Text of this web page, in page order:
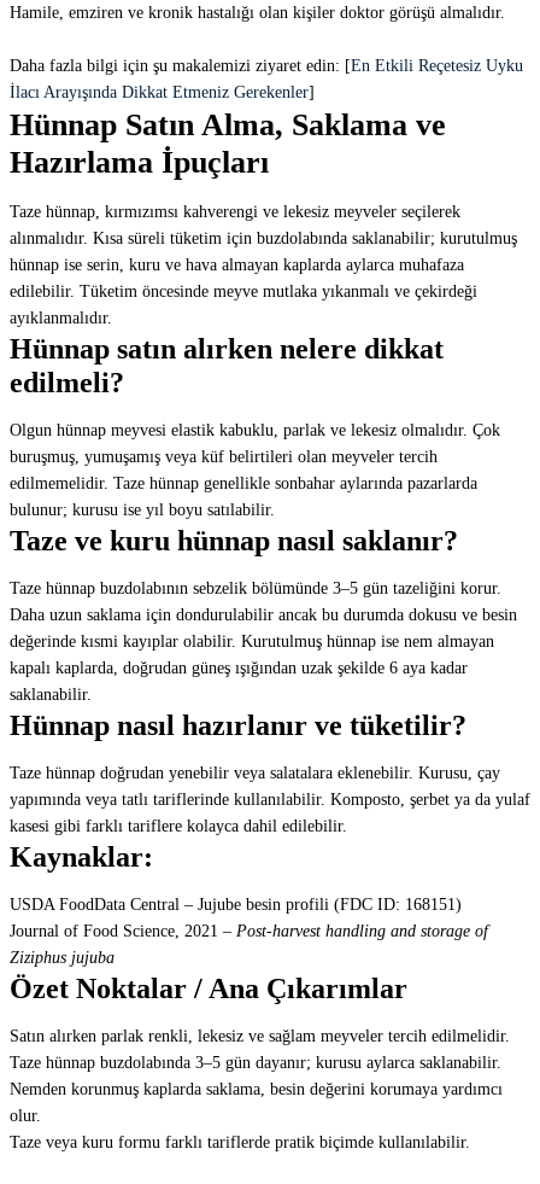
Hamile, emziren ve kronik hastalığı olan kişiler doktor görüşü almalıdır.
Daha fazla bilgi için şu makalemizi ziyaret edin: [En Etkili Reçetesiz Uyku
İlacı Arayışında Dikkat Etmeniz Gerekenler]
Hünnap Satın Alma, Saklama ve
Hazırlama İpuçları
Taze hünnap, kırmızımsı kahverengi ve lekesiz meyveler seçilerek
alınmalıdır. Kısa süreli tüketim için buzdolabında saklanabilir; kurutulmuş
hünnap ise serin, kuru ve hava almayan kaplarda aylarca muhafaza
edilebilir. Tüketim öncesinde meyve mutlaka yıkanmalı ve çekirdeği
ayıklanmalıdır.
Hünnap satın alırken nelere dikkat
edilmeli?
Olgun hünnap meyvesi elastik kabuklu, parlak ve lekesiz olmalıdır. Çok
buruşmuş, yumuşamış veya küf belirtileri olan meyveler tercih
edilmemelidir. Taze hünnap genellikle sonbahar aylarında pazarlarda
bulunur; kurusu ise yıl boyu satılabilir.
Taze ve kuru hünnap nasıl saklanır?
Taze hünnap buzdolabının sebzelik bölümünde 3–5 gün tazeliğini korur.
Daha uzun saklama için dondurulabilir ancak bu durumda dokusu ve besin
değerinde kısmi kayıplar olabilir. Kurutulmuş hünnap ise nem almayan
kapalı kaplarda, doğrudan güneş ışığından uzak şekilde 6 aya kadar
saklanabilir.
Hünnap nasıl hazırlanır ve tüketilir?
Taze hünnap doğrudan yenebilir veya salatalara eklenebilir. Kurusu, çay
yapımında veya tatlı tariflerinde kullanılabilir. Komposto, şerbet ya da yulaf
kasesi gibi farklı tariflere kolayca dahil edilebilir.
Kaynaklar:
USDA FoodData Central – Jujube besin profili (FDC ID: 168151)
Journal of Food Science, 2021 – Post-harvest handling and storage of
Ziziphus jujuba
Özet Noktalar / Ana Çıkarımlar
Satın alırken parlak renkli, lekesiz ve sağlam meyveler tercih edilmelidir.
Taze hünnap buzdolabında 3–5 gün dayanır; kurusu aylarca saklanabilir.
Nemden korunmuş kaplarda saklama, besin değerini korumaya yardımcı
olur.
Taze veya kuru formu farklı tariflerde pratik biçimde kullanılabilir.